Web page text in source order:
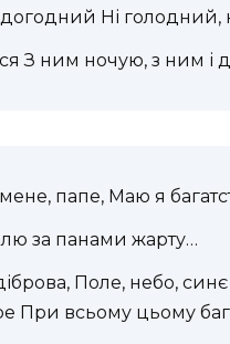
догодний Ні голодний,
З ним ночую, з ним і
папе, Маю я
за панами жарту…
Поле, небо, синє
При всьому цьому